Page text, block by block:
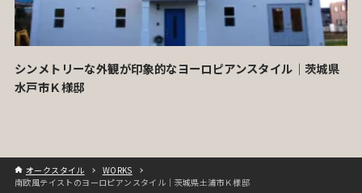
シンメトリーな外観が印象的なヨーロピアンスタイル｜茨城県
水戸市Ｋ様邸
オークスタイル
WORKS
南欧風テイストのヨーロピアンスタイル｜茨城県土浦市Ｋ様邸